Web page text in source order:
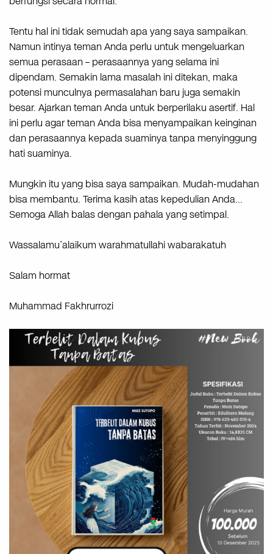
Tentu hal ini tidak semudah apa yang saya sampaikan.
Namun intinya teman Anda perlu untuk mengeluarkan
semua perasaan – perasaannya yang selama ini
dipendam. Semakin lama masalah ini ditekan, maka
potensi munculnya permasalahan baru juga semakin
besar. Ajarkan teman Anda untuk berperilaku asertif. Hal
ini perlu agar teman Anda bisa menyampaikan keinginan
dan perasaannya kepada suaminya tanpa menyinggung
hati suaminya.
Mungkin itu yang bisa saya sampaikan. Mudah-mudahan
bisa membantu. Terima kasih atas kepedulian Anda…
Semoga Allah balas dengan pahala yang setimpal.
Wassalamu’alaikum warahmatullahi wabarakatuh
Salam hormat
Muhammad Fakhrurrozi